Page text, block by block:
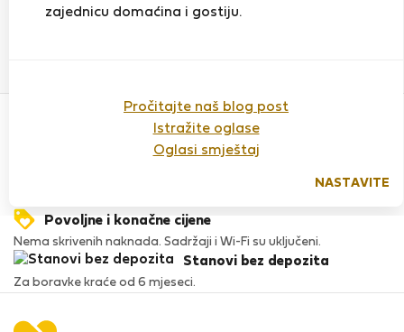
zajednicu domaćina i gostiju.
Pročitajte naš blog post
Istražite oglase
Oglasi smještaj
NASTAVITE
Povjerenje & Sigurnost
Visoka razina sigurnosti za stanare zahvaljujući StayProtection
Naš ugled raste zahvaljujući iskustvima mnogih zadovoljnih
Povoljne i konačne cijene
Nema skrivenih naknada. Sadržaji i Wi-Fi su uključeni.
Stanovi bez depozita
Za boravke kraće od 6 mjeseci.